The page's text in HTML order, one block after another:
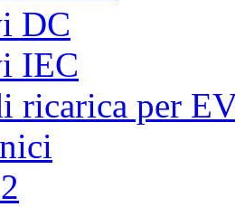
DC
IEC
ricarica per